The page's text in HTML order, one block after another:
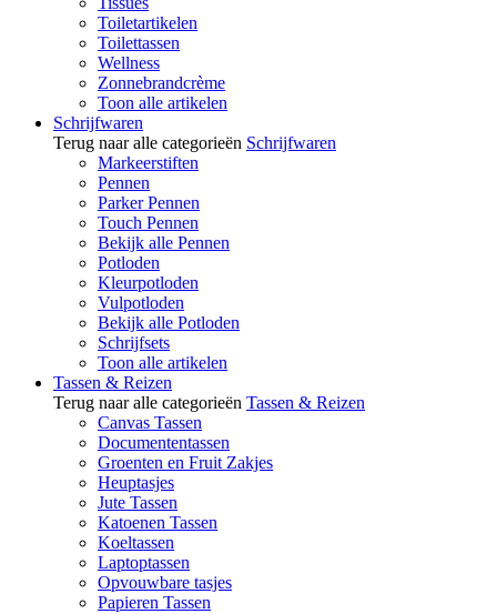
Toiletartikelen
Toilettassen
Wellness
Zonnebrandcrème
Toon alle artikelen
Schrijfwaren
Terug naar alle categorieën Schrijfwaren
Markeerstiften
Pennen
Parker Pennen
Touch Pennen
Bekijk alle Pennen
Potloden
Kleurpotloden
Vulpotloden
Bekijk alle Potloden
Schrijfsets
Toon alle artikelen
Tassen & Reizen
Terug naar alle categorieën Tassen & Reizen
Canvas Tassen
Documententassen
Groenten en Fruit Zakjes
Heuptasjes
Jute Tassen
Katoenen Tassen
Koeltassen
Laptoptassen
Opvouwbare tasjes
Papieren Tassen